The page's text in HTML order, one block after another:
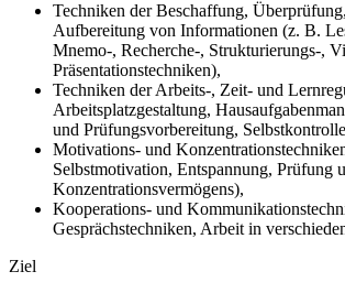
Techniken der Beschaffung,
Aufbereitung von Informationen (z. B.
Mnemo-, Recherche-, Strukturierungs-,
Präsentationstechniken),
Techniken der Arbeits-, Zeit- und
Arbeitsplatzgestaltung,
und Prüfungsvorbereitung,
Motivations- und
Selbstmotivation, Entspannung, Prüfung
Konzentrationsvermögens),
Kooperations- und
Gesprächstechniken, Arbeit in
Ziel